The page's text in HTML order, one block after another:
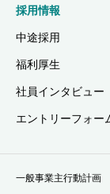
採用情報
中途採用
福利厚生
社員インタビュー
エントリーフォー
一般事業主行動計画